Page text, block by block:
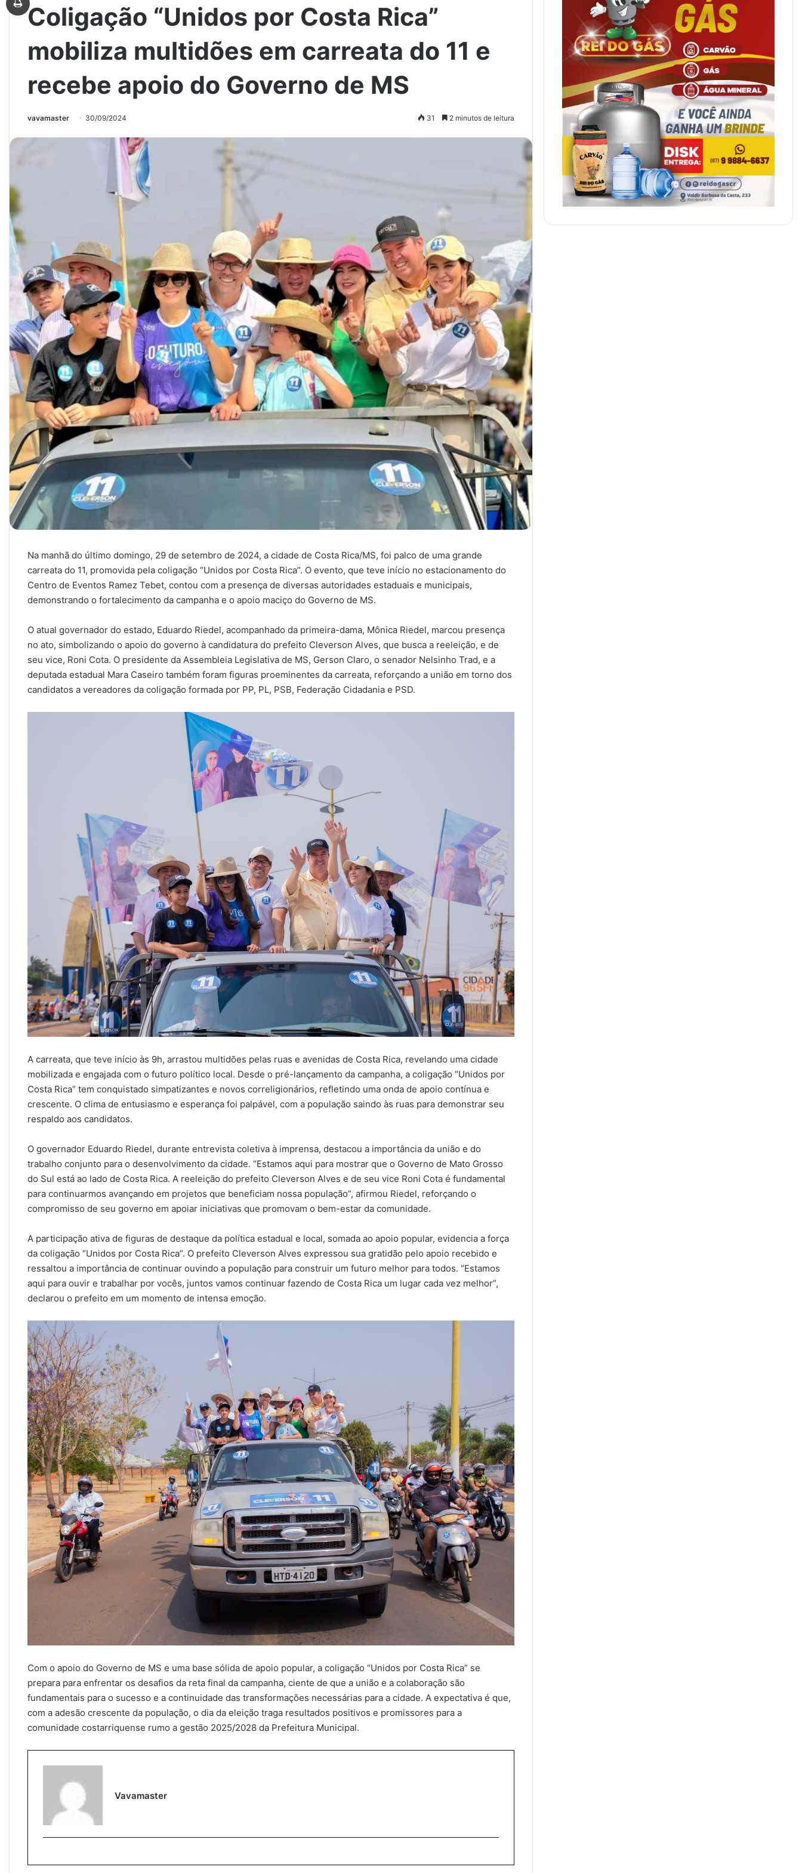
Coligação “Unidos por Costa Rica”
mobiliza multidões em carreata do 11 e
recebe apoio do Governo de MS
vavamaster 30/09/2024 31 2 minutos de leitura
Na manhã do último domingo, 29 de setembro de 2024, a cidade de Costa Rica/MS, foi palco de uma grande
carreata do 11, promovida pela coligação “Unidos por Costa Rica”. O evento, que teve início no estacionamento do
Centro de Eventos Ramez Tebet, contou com a presença de diversas autoridades estaduais e municipais,
demonstrando o fortalecimento da campanha e o apoio maciço do Governo de MS.
O atual governador do estado, Eduardo Riedel, acompanhado da primeira-dama, Mônica Riedel, marcou presença
no ato, simbolizando o apoio do governo à candidatura do prefeito Cleverson Alves, que busca a reeleição, e de
seu vice, Roni Cota. O presidente da Assembleia Legislativa de MS, Gerson Claro, o senador Nelsinho Trad, e a
deputada estadual Mara Caseiro também foram figuras proeminentes da carreata, reforçando a união em torno dos
candidatos a vereadores da coligação formada por PP, PL, PSB, Federação Cidadania e PSD.
A carreata, que teve início às 9h, arrastou multidões pelas ruas e avenidas de Costa Rica, revelando uma cidade
mobilizada e engajada com o futuro político local. Desde o pré-lançamento da campanha, a coligação “Unidos por
Costa Rica” tem conquistado simpatizantes e novos correligionários, refletindo uma onda de apoio contínua e
crescente. O clima de entusiasmo e esperança foi palpável, com a população saindo às ruas para demonstrar seu
respaldo aos candidatos.
O governador Eduardo Riedel, durante entrevista coletiva à imprensa, destacou a importância da união e do
trabalho conjunto para o desenvolvimento da cidade. “Estamos aqui para mostrar que o Governo de Mato Grosso
do Sul está ao lado de Costa Rica. A reeleição do prefeito Cleverson Alves e de seu vice Roni Cota é fundamental
para continuarmos avançando em projetos que beneficiam nossa população”, afirmou Riedel, reforçando o
compromisso de seu governo em apoiar iniciativas que promovam o bem-estar da comunidade.
A participação ativa de figuras de destaque da política estadual e local, somada ao apoio popular, evidencia a força
da coligação “Unidos por Costa Rica”. O prefeito Cleverson Alves expressou sua gratidão pelo apoio recebido e
ressaltou a importância de continuar ouvindo a população para construir um futuro melhor para todos. “Estamos
aqui para ouvir e trabalhar por vocês, juntos vamos continuar fazendo de Costa Rica um lugar cada vez melhor”,
declarou o prefeito em um momento de intensa emoção.
Com o apoio do Governo de MS e uma base sólida de apoio popular, a coligação “Unidos por Costa Rica” se
prepara para enfrentar os desafios da reta final da campanha, ciente de que a união e a colaboração são
fundamentais para o sucesso e a continuidade das transformações necessárias para a cidade. A expectativa é que,
com a adesão crescente da população, o dia da eleição traga resultados positivos e promissores para a
comunidade costarriquense rumo a gestão 2025/2028 da Prefeitura Municipal.
Vavamaster